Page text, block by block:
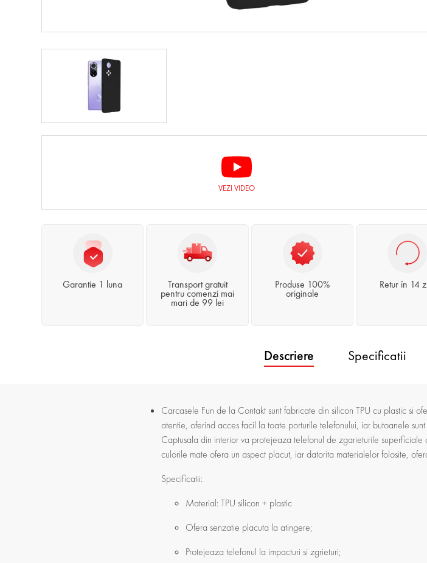
VEZI VIDEO
Garantie 1 luna Transport gratuit
pentru comenzi mai
mari de 99 lei
Produse 100%
originale
Retur în 14
Descriere Specificatii
Carcasele Fun de la Contakt sunt fabricate din silicon TPU cu plastic si
atentie, oferind acces facil la toate porturile telefonului, iar butoanele
Captusala din interior va protejeaza telefonul de zgarieturile
culorile mate ofera un aspect placut, iar datorita materialelor folosite,
Specificatii:
Material: TPU silicon + plastic
Ofera senzatie placuta la atingere;
Protejeaza telefonul la impacturi si zgrieturi;